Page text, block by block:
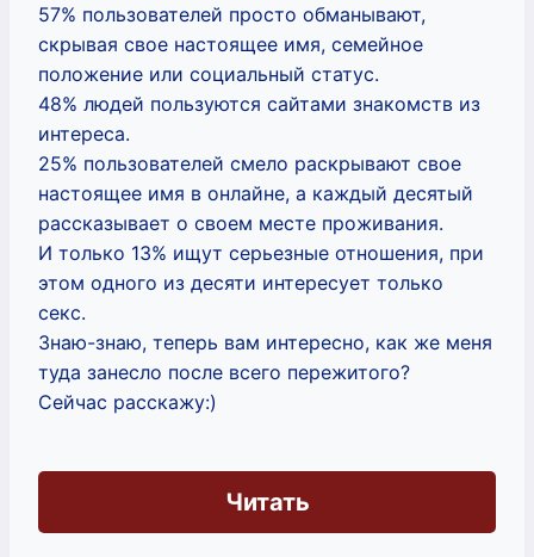
57% пользователей просто обманывают,
скрывая свое настоящее имя, семейное
положение или социальный статус.
48% людей пользуются сайтами знакомств из
интереса.
25% пользователей смело раскрывают свое
настоящее имя в онлайне, а каждый десятый
рассказывает о своем месте проживания.
И только 13% ищут серьезные отношения, при
этом одного из десяти интересует только
секс.
Знаю-знаю, теперь вам интересно, как же меня
туда занесло после всего пережитого?
Сейчас расскажу:)
Читать